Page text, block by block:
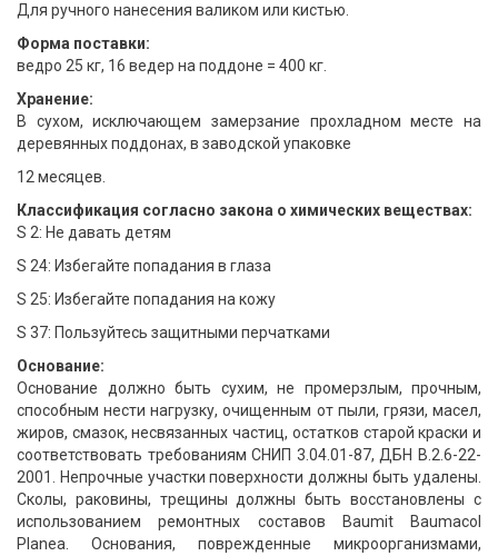
Для ручного нанесения валиком или кистью.
Форма поставки:
ведро 25 кг, 16 ведер на поддоне = 400 кг.
Хранение:
В сухом, исключающем замерзание прохладном месте на
деревянных поддонах, в заводской упаковке
12 месяцев.
Классификация согласно закона о химических веществах:
S 2: Не давать детям
S 24: Избегайте попадания в глаза
S 25: Избегайте попадания на кожу
S 37: Пользуйтесь защитными перчатками
Основание:
Основание должно быть сухим, не промерзлым, прочным,
способным нести нагрузку, очищенным от пыли, грязи, масел,
жиров, смазок, несвязанных частиц, остатков старой краски и
соответствовать требованиям СНИП 3.04.01-87, ДБН В.2.6-22-
2001. Непрочные участки поверхности должны быть удалены.
Сколы, раковины, трещины должны быть восстановлены с
использованием ремонтных составов Baumit Baumacol
Planea. Основания, поврежденные микроорганизмами,